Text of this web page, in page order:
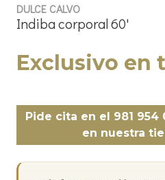
DULCE CALVO
Indiba corporal 60'
Exclusivo en
Pide cita en el 981 954
en nuestra